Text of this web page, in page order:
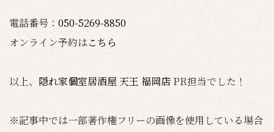
電話番号： 050-5269-8850
オンライン予約はこちら
以上、 隠れ家個室居酒屋 天王 福岡店 PR担当でした！
※記事中では一部著作権フリーの画像を使用している場合